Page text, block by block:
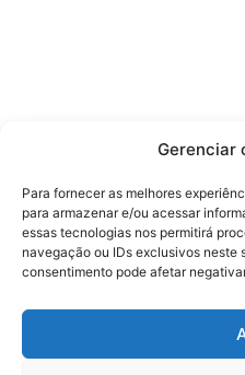
Gerenciar
Para fornecer as melhores
para armazenar e/ou acessar
essas tecnologias nos permitirá
navegação ou IDs exclusivos neste
consentimento pode afetar